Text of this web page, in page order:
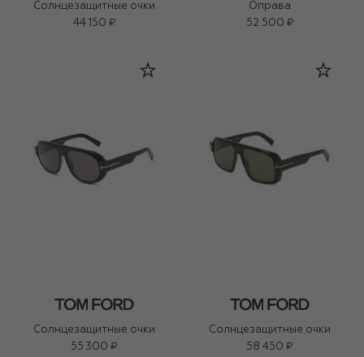
Солнцезащитные очки
44 150 ₽
Оправа
52 500 ₽
Солнцезащитные очки
55 300 ₽
Солнцезащитные очки
58 450 ₽